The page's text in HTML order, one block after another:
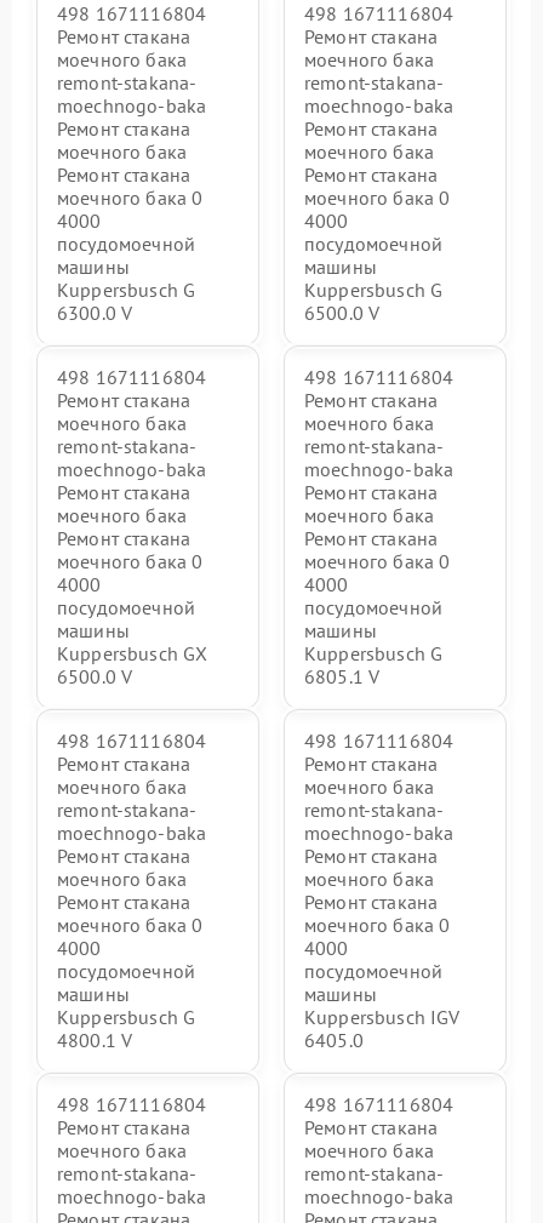
498 1671116804
Ремонт стакана
моечного бака
remont-stakana-
moechnogo-baka
Ремонт стакана
моечного бака
Ремонт стакана
моечного бака 0
4000
посудомоечной
машины
Kuppersbusch G
6300.0 V
498 1671116804
Ремонт стакана
моечного бака
remont-stakana-
moechnogo-baka
Ремонт стакана
моечного бака
Ремонт стакана
моечного бака 0
4000
посудомоечной
машины
Kuppersbusch G
6500.0 V
498 1671116804
Ремонт стакана
моечного бака
remont-stakana-
moechnogo-baka
Ремонт стакана
моечного бака
Ремонт стакана
моечного бака 0
4000
посудомоечной
машины
Kuppersbusch GX
6500.0 V
498 1671116804
Ремонт стакана
моечного бака
remont-stakana-
moechnogo-baka
Ремонт стакана
моечного бака
Ремонт стакана
моечного бака 0
4000
посудомоечной
машины
Kuppersbusch G
6805.1 V
498 1671116804
Ремонт стакана
моечного бака
remont-stakana-
moechnogo-baka
Ремонт стакана
моечного бака
Ремонт стакана
моечного бака 0
4000
посудомоечной
машины
Kuppersbusch G
4800.1 V
498 1671116804
Ремонт стакана
моечного бака
remont-stakana-
moechnogo-baka
Ремонт стакана
моечного бака
Ремонт стакана
моечного бака 0
4000
посудомоечной
машины
Kuppersbusch IGV
6405.0
498 1671116804
Ремонт стакана
моечного бака
remont-stakana-
moechnogo-baka
498 1671116804
Ремонт стакана
моечного бака
remont-stakana-
moechnogo-baka